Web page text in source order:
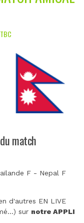
match
F - Nepal F
d'autres EN LIVE
sur notre APPLI